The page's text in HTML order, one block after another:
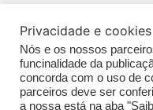
GERAIS
Privacidade e cookies
Nós e os nossos
funcinalidade da
concorda com o uso de
parceiros deve ser
a nossa está na aba